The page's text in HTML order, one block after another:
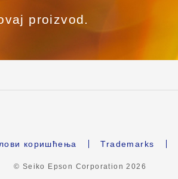
proizvod.
коришћења Trademarks
© Seiko Epson Corporation2026